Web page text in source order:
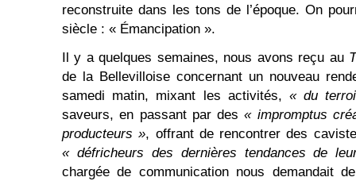
reconstruite dans les tons de l’époque. On
siècle : « Émancipation ».
Il y a quelques semaines, nous avons reçu au
de la Bellevilloise concernant un nouveau
samedi matin, mixant les activités, « du
saveurs, en passant par des« impromptus
producteurs », offrant de rencontrer des
« défricheurs des dernières tendances de
chargée de communication nous demandait